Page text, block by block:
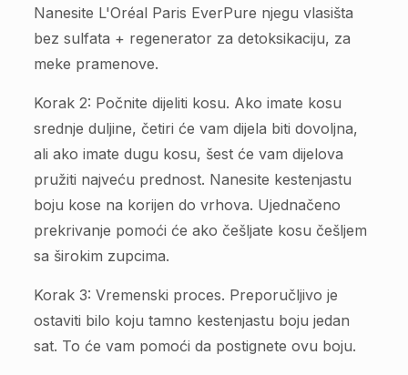
Nanesite L'Oréal Paris EverPure njegu vlasišta
bez sulfata + regenerator za detoksikaciju, za
meke pramenove.
Korak 2: Počnite dijeliti kosu. Ako imate kosu
srednje duljine, četiri će vam dijela biti dovoljna,
ali ako imate dugu kosu, šest će vam dijelova
pružiti najveću prednost. Nanesite kestenjastu
boju kose na korijen do vrhova. Ujednačeno
prekrivanje pomoći će ako češljate kosu češljem
sa širokim zupcima.
Korak 3: Vremenski proces. Preporučljivo je
ostaviti bilo koju tamno kestenjastu boju jedan
sat. To će vam pomoći da postignete ovu boju.